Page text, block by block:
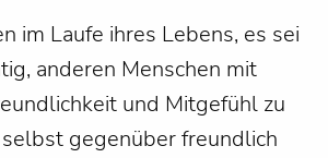
im Laufe ihres Lebens, es sei
anderen Menschen mit
und Mitgefühl zu
gegenüber freundlich